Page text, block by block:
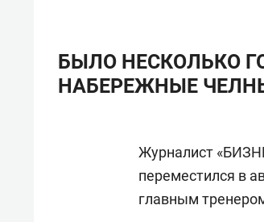
БЫЛО НЕСКОЛЬКО
НАБЕРЕЖНЫЕ
Журналист
переместился в
главным